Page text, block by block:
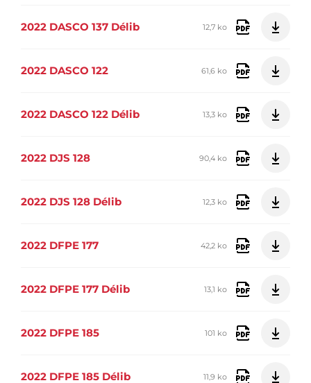
2022 DASCO 137 Délib 12,7 ko
2022 DASCO 122 61,6 ko
2022 DASCO 122 Délib 13,3 ko
2022 DJS 128 90,4 ko
2022 DJS 128 Délib 12,3 ko
2022 DFPE 177 42,2 ko
2022 DFPE 177 Délib 13,1 ko
2022 DFPE 185 101 ko
2022 DFPE 185 Délib 11,9 ko